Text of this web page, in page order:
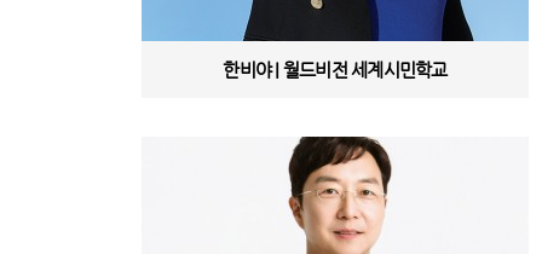
한비야 | 월드비전 세계시민학교